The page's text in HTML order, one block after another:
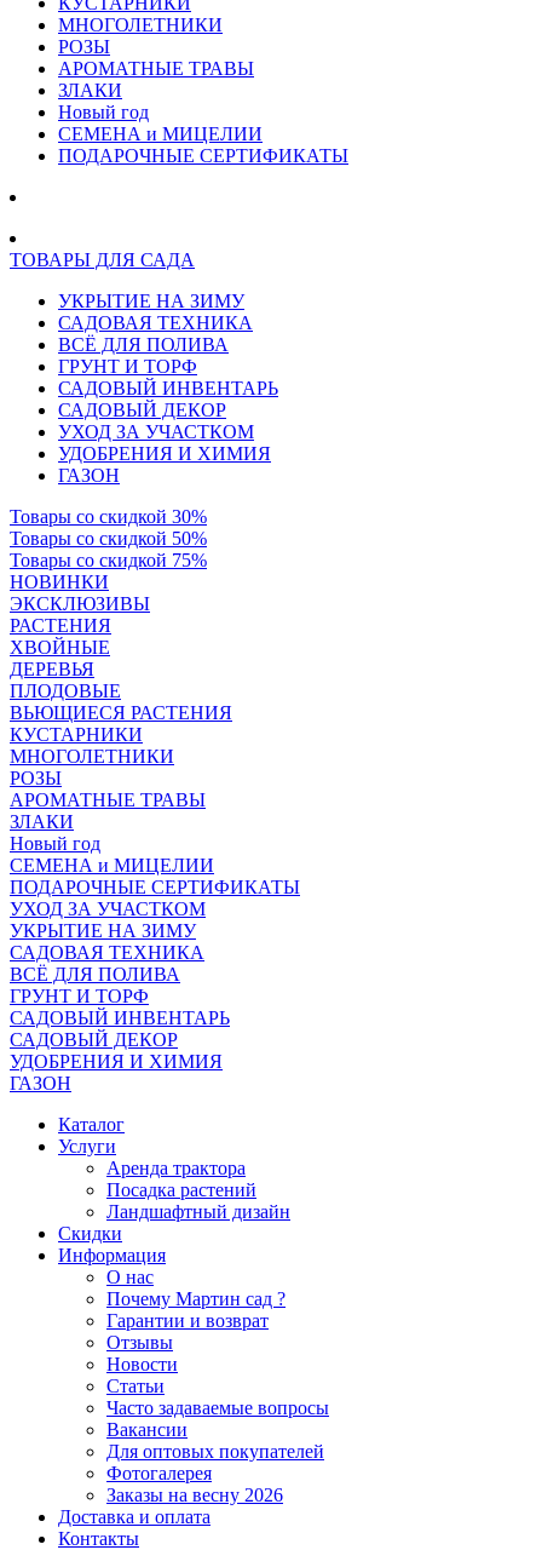
МНОГОЛЕТНИКИ
РОЗЫ
АРОМАТНЫЕ ТРАВЫ
ЗЛАКИ
Новый год
СЕМЕНА и МИЦЕЛИИ
ПОДАРОЧНЫЕ СЕРТИФИКАТЫ
ТОВАРЫ ДЛЯ САДА
УКРЫТИЕ НА ЗИМУ
САДОВАЯ ТЕХНИКА
ВСЁ ДЛЯ ПОЛИВА
ГРУНТ И ТОРФ
САДОВЫЙ ИНВЕНТАРЬ
САДОВЫЙ ДЕКОР
УХОД ЗА УЧАСТКОМ
УДОБРЕНИЯ И ХИМИЯ
ГАЗОН
Товары со скидкой 30%
Товары со скидкой 50%
Товары со скидкой 75%
НОВИНКИ
ЭКСКЛЮЗИВЫ
РАСТЕНИЯ
ХВОЙНЫЕ
ДЕРЕВЬЯ
ПЛОДОВЫЕ
ВЬЮЩИЕСЯ РАСТЕНИЯ
КУСТАРНИКИ
МНОГОЛЕТНИКИ
РОЗЫ
АРОМАТНЫЕ ТРАВЫ
ЗЛАКИ
Новый год
СЕМЕНА и МИЦЕЛИИ
ПОДАРОЧНЫЕ СЕРТИФИКАТЫ
УХОД ЗА УЧАСТКОМ
УКРЫТИЕ НА ЗИМУ
САДОВАЯ ТЕХНИКА
ВСЁ ДЛЯ ПОЛИВА
ГРУНТ И ТОРФ
САДОВЫЙ ИНВЕНТАРЬ
САДОВЫЙ ДЕКОР
УДОБРЕНИЯ И ХИМИЯ
ГАЗОН
Каталог
Услуги
Аренда трактора
Посадка растений
Ландшафтный дизайн
Скидки
Информация
О нас
Почему Мартин сад ?
Гарантии и возврат
Отзывы
Новости
Статьи
Часто задаваемые вопросы
Вакансии
Для оптовых покупателей
Фотогалерея
Заказы на весну 2026
Доставка и оплата
Контакты